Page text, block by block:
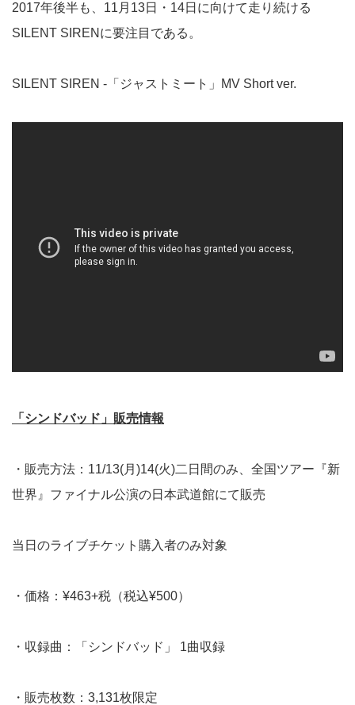
2017年後半も、11月13日・14日に向けて走り続ける
SILENT SIRENに要注目である。
SILENT SIREN -「ジャストミート」MV Short ver.
「シンドバッド」販売情報
・販売方法：11/13(月)14(火)二日間のみ、全国ツアー『新
世界』ファイナル公演の日本武道館にて販売
当日のライブチケット購入者のみ対象
・価格：¥463+税（税込¥500）
・収録曲：「シンドバッド」 1曲収録
・販売枚数：3,131枚限定